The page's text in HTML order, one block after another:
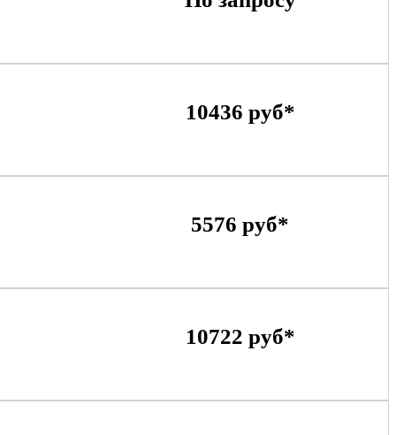
10436 руб*
5576 руб*
10722 руб*